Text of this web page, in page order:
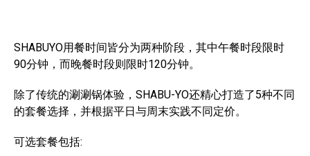
SHABUYO用餐时间皆分为两种阶段，其中午餐时段限时
90分钟，而晚餐时段则限时120分钟。
除了传统的涮涮锅体验，SHABU-YO还精心打造了5种不同
的套餐选择，并根据平日与周末实践不同定价。
可选套餐包括: